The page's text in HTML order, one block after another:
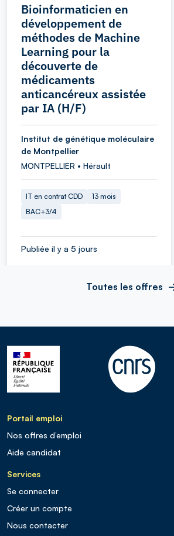
Bioinformaticien en
développement de
méthodes de Machine
Learning pour la
découverte de
médicaments
anticancéreux assistée
par IA (H/F)
Institut de génétique moléculaire
de Montpellier
MONTPELLIER • Hérault
IT en contrat CDD
13 mois
BAC+3/4
Publiée il y a 5 jours
Toutes les offres
Portail emploi
Nos offres d’emploi
Aide candidat
Services
Se connecter
Créer un compte
Nous contacter